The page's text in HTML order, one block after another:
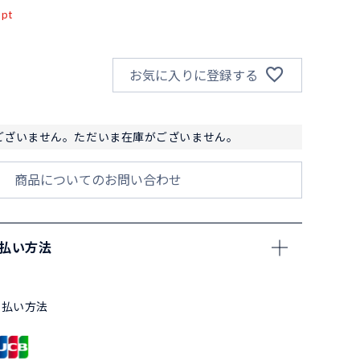
pt
お気に入りに登録する
いません。ただいま在庫がございません。
商品についてのお問い合わせ
い方法
い方法